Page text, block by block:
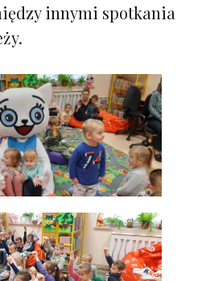
innymi spotkania